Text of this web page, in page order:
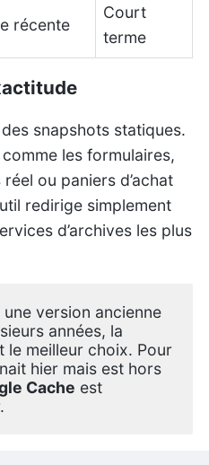
récente
Court
terme
snapshots statiques.
les formulaires,
ou paniers d’achat
redirige simplement
d’archives les plus
version ancienne
années, la
le meilleur choix. Pour
hier mais est hors
Cache est